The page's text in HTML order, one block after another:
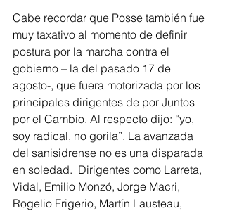
Cabe recordar que Posse también fue
muy taxativo al momento de definir
postura por la marcha contra el
gobierno – la del pasado 17 de
agosto-, que fuera motorizada por los
principales dirigentes de por Juntos
por el Cambio. Al respecto dijo: “yo,
soy radical, no gorila”. La avanzada
del sanisidrense no es una disparada
en soledad.  Dirigentes como Larreta,
Vidal, Emilio Monzó, Jorge Macri,
Rogelio Frigerio, Martín Lausteau,